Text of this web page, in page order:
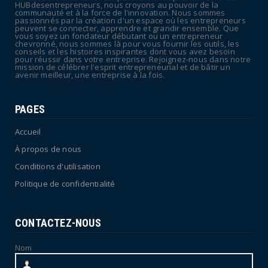
Canicule : sept départements du Sud placés
en vigilance oran...
July 04, 2026
HUBdesentrepreneurs, nous croyons au pouvoir de la
communauté et à la force de l'innovation. Nous sommes
passionnés par la création d'un espace où les entrepreneurs
peuvent se connecter, apprendre et grandir ensemble. Que
vous soyez un fondateur débutant ou un entrepreneur
chevronné, nous sommes là pour vous fournir les outils, les
conseils et les histoires inspirantes dont vous avez besoin
pour réussir dans votre entreprise. Rejoignez-nous dans notre
mission de célébrer l'esprit entrepreneurial et de bâtir un
avenir meilleur, une entreprise à la fois.
PAGES
Accueil
À propos de nous
Conditions d'utilisation
Politique de confidentialité
CONTACTEZ-NOUS
Nom